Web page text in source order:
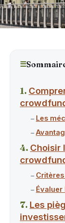
☰
Les
Choisir
Les